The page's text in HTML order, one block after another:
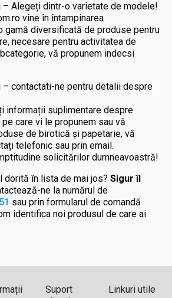
Alegeți dintr-o varietate de modele!
vine în întampinarea
gamă diversificată de produse pentru
necesare pentru activitatea de
vă propunem indecsi
contactati-ne pentru detalii despre
informații suplimentare despre
care vi le propunem sau vă
de birotică și papetarie, vă
telefonic sau prin email.
solicitărilor dumneavoastră!
dorită în lista de mai jos? Sigur îl
ne la numărul de
sau prin formularul de comandă
identifica noi produsul de care ai
Suport
Linkuri utile